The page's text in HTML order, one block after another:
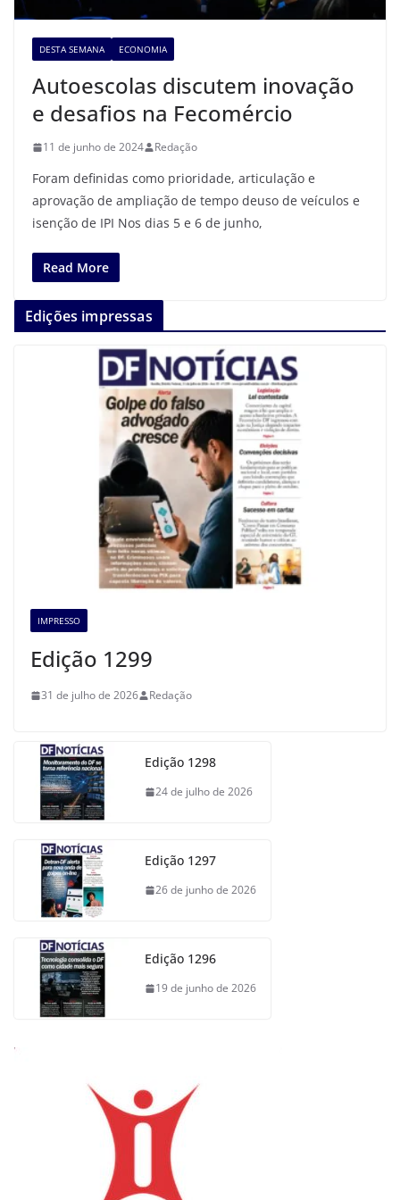
DESTA SEMANA ECONOMIA
Autoescolas discutem inovação
e desafios na Fecomércio
11 de junho de 2024 Redação
Foram definidas como prioridade, articulação e
aprovação de ampliação de tempo deuso de veículos e
isenção de IPI Nos dias 5 e 6 de junho,
Read More
Edições impressas
IMPRESSO
Edição 1299
31 de julho de 2026 Redação
Edição 1298
24 de julho de 2026
Edição 1297
26 de junho de 2026
Edição 1296
19 de junho de 2026